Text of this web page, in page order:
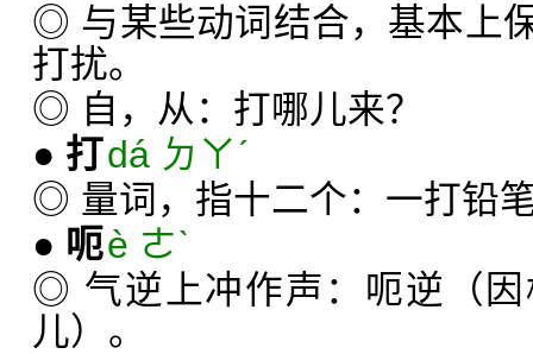
◎ 与某些动词结合，基本上
打扰。
◎ 自，从：打哪儿来？
● 打dá ㄉㄚˊ
◎ 量词，指十二个：一打铅
● 呃è ㄜˋ
◎ 气逆上冲作声：呃逆（
儿）。